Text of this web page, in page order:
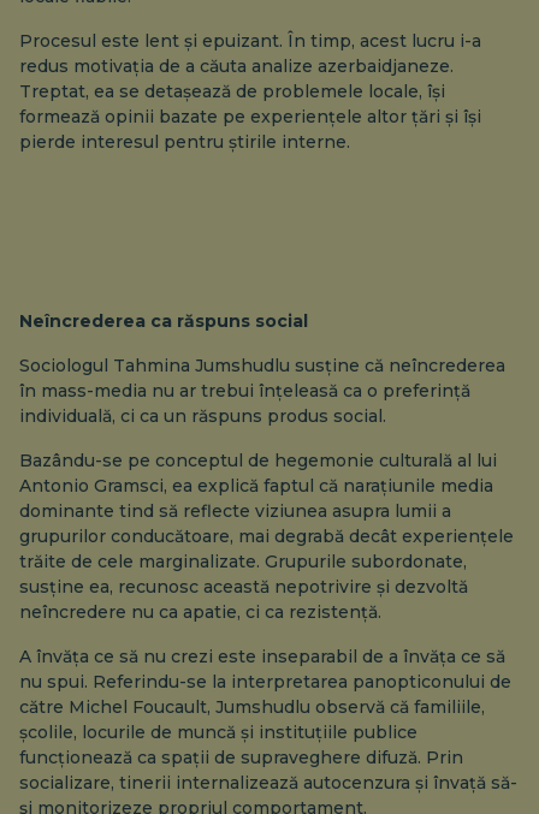
Procesul este lent și epuizant. În timp, acest lucru i-a
redus motivația de a căuta analize azerbaidjaneze.
Treptat, ea se detașează de problemele locale, își
formează opinii bazate pe experiențele altor țări și își
pierde interesul pentru știrile interne.
Neîncrederea ca răspuns social
Sociologul Tahmina Jumshudlu susține că neîncrederea
în mass-media nu ar trebui înțeleasă ca o preferință
individuală, ci ca un răspuns produs social.
Bazându-se pe conceptul de hegemonie culturală al lui
Antonio Gramsci, ea explică faptul că narațiunile media
dominante tind să reflecte viziunea asupra lumii a
grupurilor conducătoare, mai degrabă decât experiențele
trăite de cele marginalizate. Grupurile subordonate,
susține ea, recunosc această nepotrivire și dezvoltă
neîncredere nu ca apatie, ci ca rezistență.
A învăța ce să nu crezi este inseparabil de a învăța ce să
nu spui. Referindu-se la interpretarea panopticonului de
către Michel Foucault, Jumshudlu observă că familiile,
școlile, locurile de muncă și instituțiile publice
funcționează ca spații de supraveghere difuză. Prin
socializare, tinerii internalizează autocenzura și învață să-
și monitorizeze propriul comportament.